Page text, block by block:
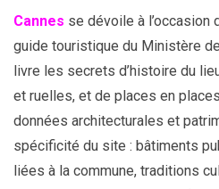
Cannes se dévoile à l’occasion
guide touristique du Ministère
livre les secrets d’histoire du
et ruelles, et de places en
données architecturales et
spécificité du site : bâtiments
liées à la commune, traditions